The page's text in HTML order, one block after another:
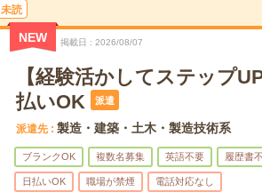
未読
NEW 掲載日 2026/08/07
【経験活かしてステップ
払いOK
派遣
派遣先 製造・建築・土木・製造技術系
ブランクOK 複数名募集 英語不要 履歴書
日払いOK 職場が禁煙 電話対応なし